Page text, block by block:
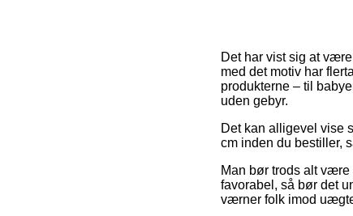
Det har vist sig at
med det motiv har
produkterne – til
uden gebyr.
Det kan alligevel vise
cm inden du bestiller,
Man bør trods alt
favorabel, så bør det
værner folk imod